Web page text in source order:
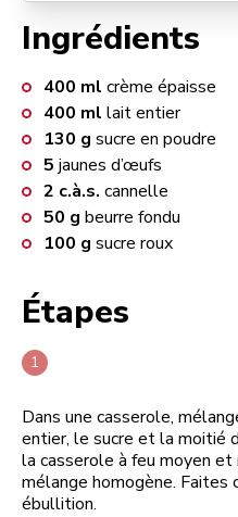
Ingrédients
400 ml crème épaisse
400 ml lait entier
130 g sucre en poudre
5 jaunes d’œufs
2 c.à.s. cannelle
50 g beurre fondu
100 g sucre roux
Étapes
Dans une casserole,
entier, le sucre et la moitié
la casserole à feu moyen et
mélange homogène. Faites
ébullition.